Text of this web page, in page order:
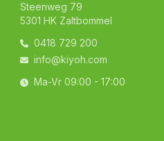
Steenweg 79
5301 HK Zaltbommel
0418 729 200
info@kiyoh.com
Ma-Vr 09:00 - 17:00